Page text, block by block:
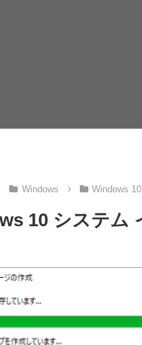
Windows Windows 10
10 システム